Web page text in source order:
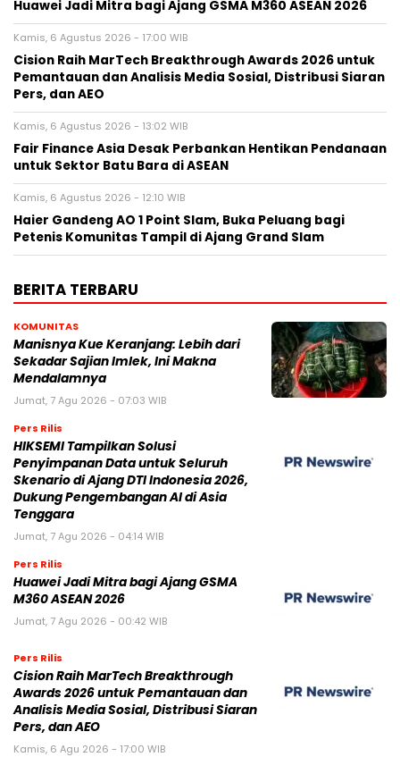
Huawei Jadi Mitra bagi Ajang GSMA M360 ASEAN 2026
Kamis, 6 Agustus 2026 - 17:00 WIB
Cision Raih MarTech Breakthrough Awards 2026 untuk
Pemantauan dan Analisis Media Sosial, Distribusi Siaran
Pers, dan AEO
Kamis, 6 Agustus 2026 - 13:02 WIB
Fair Finance Asia Desak Perbankan Hentikan Pendanaan
untuk Sektor Batu Bara di ASEAN
Kamis, 6 Agustus 2026 - 12:10 WIB
Haier Gandeng AO 1 Point Slam, Buka Peluang bagi
Petenis Komunitas Tampil di Ajang Grand Slam
BERITA TERBARU
KOMUNITAS
Manisnya Kue Keranjang: Lebih dari
Sekadar Sajian Imlek, Ini Makna
Mendalamnya
Jumat, 7 Agu 2026 - 07:03 WIB
Pers Rilis
HIKSEMI Tampilkan Solusi
Penyimpanan Data untuk Seluruh
Skenario di Ajang DTI Indonesia 2026,
Dukung Pengembangan AI di Asia
Tenggara
Jumat, 7 Agu 2026 - 04:14 WIB
Pers Rilis
Huawei Jadi Mitra bagi Ajang GSMA
M360 ASEAN 2026
Jumat, 7 Agu 2026 - 00:42 WIB
Pers Rilis
Cision Raih MarTech Breakthrough
Awards 2026 untuk Pemantauan dan
Analisis Media Sosial, Distribusi Siaran
Pers, dan AEO
Kamis, 6 Agu 2026 - 17:00 WIB